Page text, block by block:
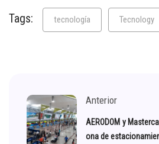
Tags: tecnología Tecnology
Anterior
AERODOM y
ona de